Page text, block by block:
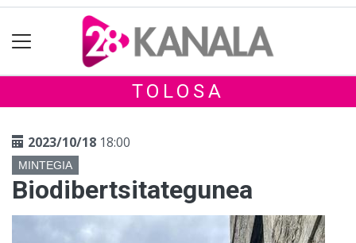
TOLOSA
2023/10/18 18:00
MINTEGIA
Biodibertsitategunea